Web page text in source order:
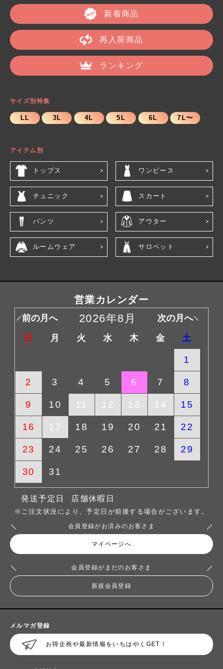
新着商品
再入荷商品
ランキング
サイズ別特集
LL 3L 4L 5L 6L 7L〜
アイテム別
トップス ワンピース
チュニック スカート
パンツ アウター
ルームウェア サロペット
営業カレンダー
前の月へ 次の月へ
2026年8月
日 月 火 水 木 金 土
1
2 3 4 5 6 7 8
9 10 11 12 13 14 15
16 17 18 19 20 21 22
23 24 25 26 27 28 29
30 31
発送予定日 店舗休暇日
※ご注文状況により、予定日が前後する場合がございます。
会員登録がお済みのお客さま
マイページへ
会員登録がまだのお客さま
新規会員登録
メルマガ登録
お得企画や最新情報をいちはやくGET！